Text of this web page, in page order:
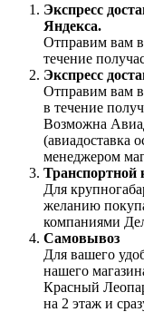
Экспресс
Яндекса.
Отправим вам
течение
Экспресс
Отправим вам
в течение
Возможна
(авиадоставка
менеджером
Транспортной
Для
желанию
компаниями
Самовывоз
Для вашего
нашего
Красный
на 2 этаж и